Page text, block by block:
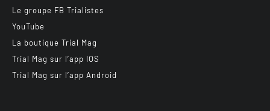
Le groupe FB Trialistes
YouTube
La boutique Trial Mag
Trial Mag sur l’app IOS
Trial Mag sur l’app Android